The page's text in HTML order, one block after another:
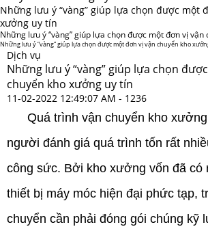
Những lưu ý “vàng” giúp lựa chọn được một
xưởng uy tín
Những lưu ý “vàng” giúp lựa chọn được một đơn vị
Những lưu ý “vàng” giúp lựa chọn được một đơn vị vận chuyển kho
Dịch vụ
Những lưu ý “vàng” giúp lựa chọn
chuyển kho xưởng uy tín
11-02-2022 12:49:07 AM - 1236
Quá trình vận chuyển kho
người đánh giá quá trình tốn rất
công sức. Bởi kho xưởng vốn đã có
thiết bị máy móc hiện đại phức tạp,
chuyển cần phải đóng gói chúng kỹ